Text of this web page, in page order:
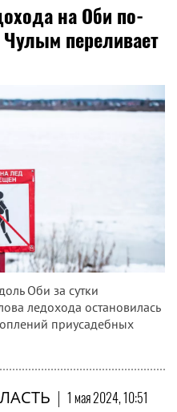
на Оби по-
переливает
Оби за сутки
ледохода остановилась
приусадебных
| 1 мая 2024, 10:51